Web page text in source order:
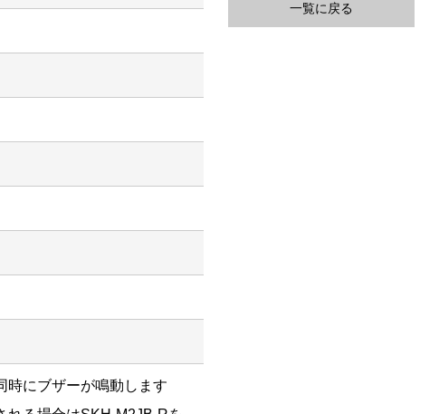
時にブザーが鳴動します
一覧に戻る